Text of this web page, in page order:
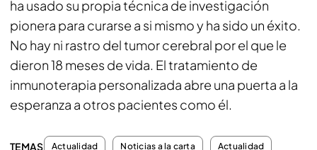
ha usado su propia técnica de investigación
pionera para curarse a si mismo y ha sido un éxito.
No hay ni rastro del tumor cerebral por el que le
dieron 18 meses de vida. El tratamiento de
inmunoterapia personalizada abre una puerta a la
esperanza a otros pacientes como él.
TEMAS Actualidad Noticias a la carta Actualidad